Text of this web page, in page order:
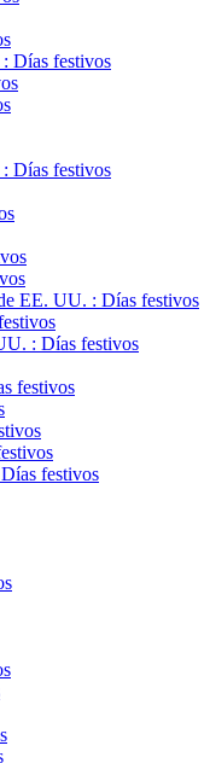
Días festivos
Días festivos
EE. UU. : Días festivos
: Días festivos
festivos
festivos